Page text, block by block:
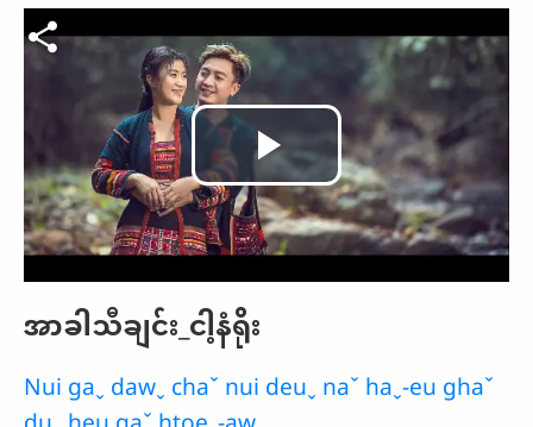
Video file
Play
Video
အာခါသီချင်း_ငါ့နံရိုး
Nui gaˬ dawˬ chaˇ nui deuˬ naˇ haˬ-eu ghaˇ